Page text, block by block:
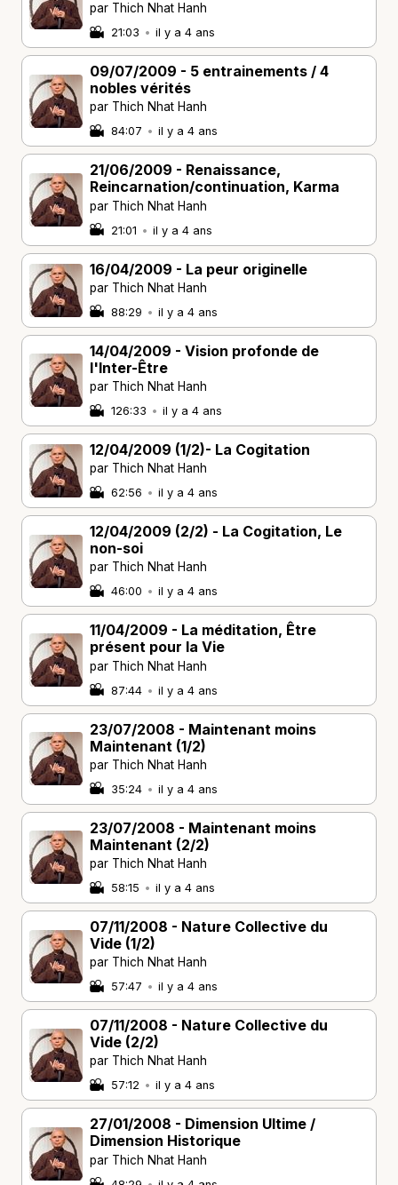
par Thich Nhat Hanh
21:03 • il y a 4 ans
09/07/2009 - 5 entrainements / 4
nobles vérités
par Thich Nhat Hanh
84:07 • il y a 4 ans
21/06/2009 - Renaissance,
Reincarnation/continuation, Karma
par Thich Nhat Hanh
21:01 • il y a 4 ans
16/04/2009 - La peur originelle
par Thich Nhat Hanh
88:29 • il y a 4 ans
14/04/2009 - Vision profonde de
l'Inter-Être
par Thich Nhat Hanh
126:33 • il y a 4 ans
12/04/2009 (1/2)- La Cogitation
par Thich Nhat Hanh
62:56 • il y a 4 ans
12/04/2009 (2/2) - La Cogitation, Le
non-soi
par Thich Nhat Hanh
46:00 • il y a 4 ans
11/04/2009 - La méditation, Être
présent pour la Vie
par Thich Nhat Hanh
87:44 • il y a 4 ans
23/07/2008 - Maintenant moins
Maintenant (1/2)
par Thich Nhat Hanh
35:24 • il y a 4 ans
23/07/2008 - Maintenant moins
Maintenant (2/2)
par Thich Nhat Hanh
58:15 • il y a 4 ans
07/11/2008 - Nature Collective du
Vide (1/2)
par Thich Nhat Hanh
57:47 • il y a 4 ans
07/11/2008 - Nature Collective du
Vide (2/2)
par Thich Nhat Hanh
57:12 • il y a 4 ans
27/01/2008 - Dimension Ultime /
Dimension Historique
par Thich Nhat Hanh